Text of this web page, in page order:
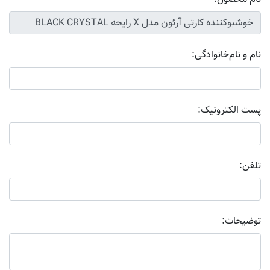
نام و نام‌خانوادگی:
پست الکترونیک:
تلفن:
توضیحات: